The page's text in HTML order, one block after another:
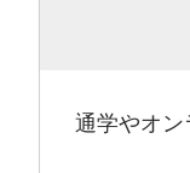
通学やオ